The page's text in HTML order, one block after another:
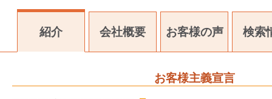
紹介 会社概要 お客様の声 検索
お客様主義宣言